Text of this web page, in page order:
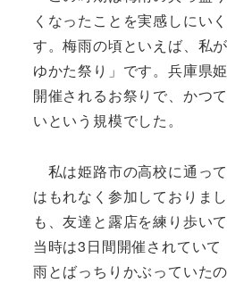
くなったことを実感しにい
す。梅雨の頃といえば、私
ゆかた祭り」です。兵庫県
開催されるお祭りで、かつ
いという規模でした。
私は姫路市の高校に通っ
はもれなく参加しておりま
も、友達と露店を練り歩い
当時は3日間開催されてい
雨とばっちりかぶっていた